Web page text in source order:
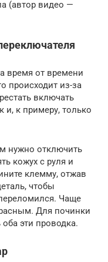
(автор видео —
время от времени
происходит из-за
включать
и, к примеру, только
нужно отключить
кожух с руля и
клемму, отжав
чтобы
Чаще
Для починки
эти проводка.